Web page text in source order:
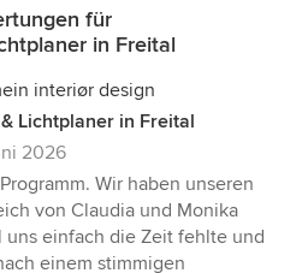
für
in Freital
interiør design
Lichtplaner in Freital
2026
Wir haben unseren
von Claudia und Monika
uns einfach die Zeit fehlte und
einem stimmigen